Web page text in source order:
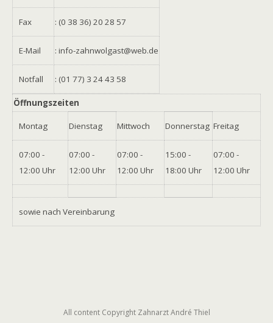
Fax : (0 38 36) 20 28 57
E-Mail : info-zahnwolgast@web.de
Notfall : (01 77) 3 24 43 58
Öffnungszeiten
Montag Dienstag Mittwoch Donnerstag Freitag
07:00 -
12:00 Uhr
07:00 -
12:00 Uhr
07:00 -
12:00 Uhr
15:00 -
18:00 Uhr
07:00 -
12:00 Uhr
sowie nach Vereinbarung
All content Copyright Zahnarzt André Thiel